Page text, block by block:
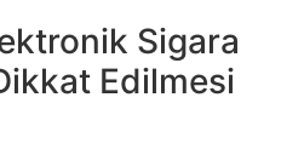
Sigara
Edilmesi